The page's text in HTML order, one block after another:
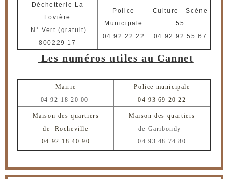
Déchetterie La
Lovière
N° Vert (gratuit)
800229 17
Police
Municipale
04 92 22 22
Culture - Scène
55
04 92 92 55 67
Les numéros utiles au Cannet
Mairie
04 92 18 20 00
Police municipale
04 93 69 20 22
Maison des quartiers
de Rocheville
04 92 18 40 90
Maison des quartiers
de Garibondy
04 93 48 74 80